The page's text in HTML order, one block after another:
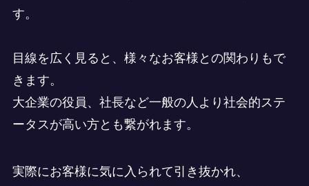
す。
目線を広く見ると、様々なお客様との関わりもで
きます。
大企業の役員、社長など一般の人より社会的ステ
ータスが高い方とも繋がれます。
実際にお客様に気に入られて引き抜かれ、